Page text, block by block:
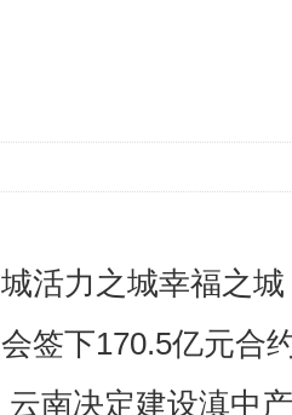
活力之城幸福之城
签下170.5亿元合
南决定建设滇中